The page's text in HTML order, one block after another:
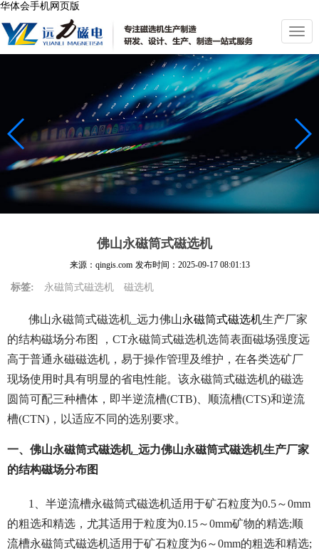
华体会手机网页版
切
换
导
航
佛山永磁筒式磁选机
来源：qingis.com 发布时间： 2025-09-17 08:01:13
标签: 永磁筒式磁选机 磁选机
佛山永磁筒式磁选机_远力佛山永磁筒式磁选机生产厂家
的结构磁场分布图 ，CT永磁筒式磁选机选筒表面磁场强度远
高于普通永磁磁选机，易于操作管理及维护，在各类选矿厂
现场使用时具有明显的省电性能。该永磁筒式磁选机的磁选
圆筒可配三种槽体，即半逆流槽(CTB)、顺流槽(CTS)和逆流
槽(CTN)，以适应不同的选别要求。
一、佛山永磁筒式磁选机_远力佛山永磁筒式磁选机生产厂家
的结构磁场分布图
1、半逆流槽永磁筒式磁选机适用于矿石粒度为0.5～0mm
的粗选和精选，尤其适用于粒度为0.15～0mm矿物的精选;顺
流槽永磁筒式磁选机适用于矿石粒度为6～0mm的粗选和精选;